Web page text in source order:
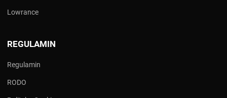
Lowrance
REGULAMIN
Regulamin
RODO